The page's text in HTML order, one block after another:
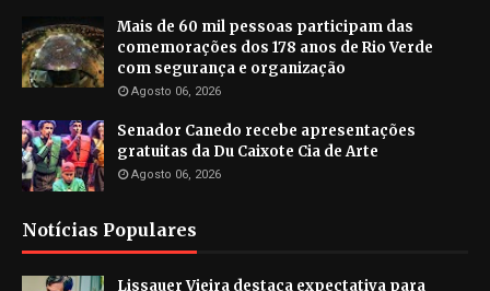
Mais de 60 mil pessoas participam das
comemorações dos 178 anos de Rio Verde
com segurança e organização
Agosto 06, 2026
Senador Canedo recebe apresentações
gratuitas da Du Caixote Cia de Arte
Agosto 06, 2026
Notícias Populares
Lissauer Vieira destaca expectativa para